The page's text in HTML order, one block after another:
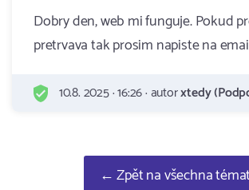
Dobry den, web mi funguje. Pokud
pretrvava tak prosim napiste na
10.8. 2025 · 16:26 · autorxtedy
← Zpět na všechna